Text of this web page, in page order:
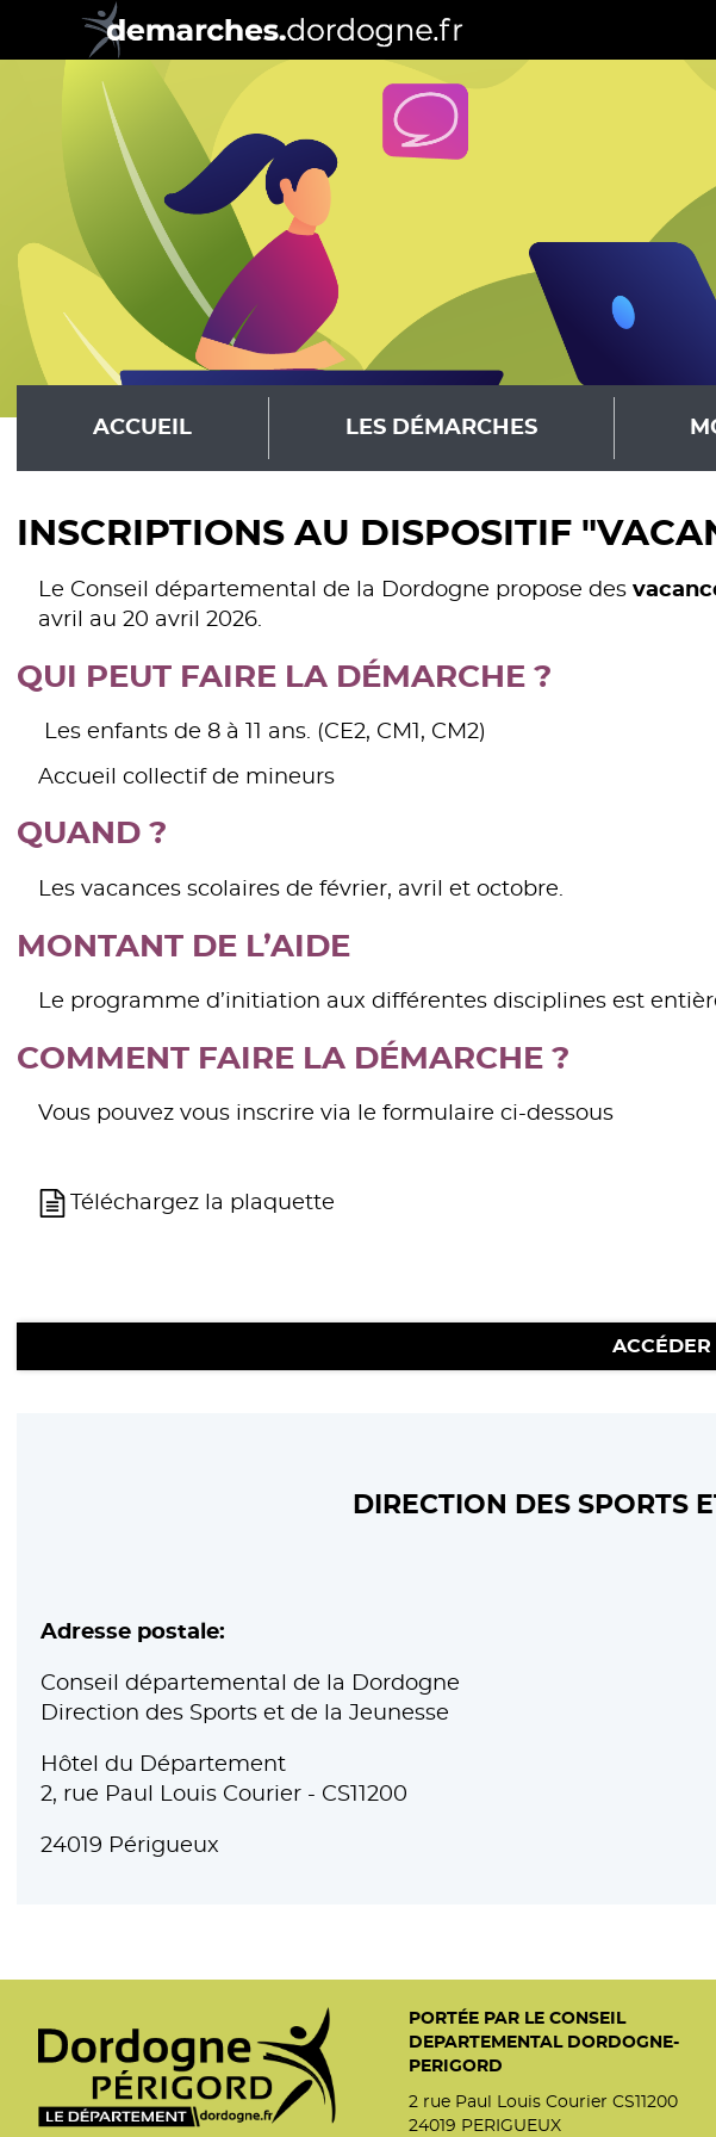
ACCUEIL LES DÉMARCHES
INSCRIPTIONS AU DISPOSITIF
Le Conseil départemental de la Dordogne propose des
avril au 20 avril 2026.
QUI PEUT FAIRE LA DÉMARCHE ?
Les enfants de 8 à 11 ans. (CE2, CM1, CM2)
Accueil collectif de mineurs
QUAND ?
Les vacances scolaires de février, avril et octobre.
MONTANT DE L’AIDE
Le programme d’initiation aux différentes disciplines est
COMMENT FAIRE LA DÉMARCHE ?
Vous pouvez vous inscrire via le formulaire ci-dessous
Téléchargez la plaquette
DIRECTION DES SPORTS
Adresse postale:
Conseil départemental de la Dordogne
Direction des Sports et de la Jeunesse
Hôtel du Département
2, rue Paul Louis Courier - CS11200
24019 Périgueux
PORTÉE PAR LE CONSEIL
DEPARTEMENTAL DORDOGNE-
PERIGORD
2 rue Paul Louis Courier CS11200
24019 PERIGUEUX